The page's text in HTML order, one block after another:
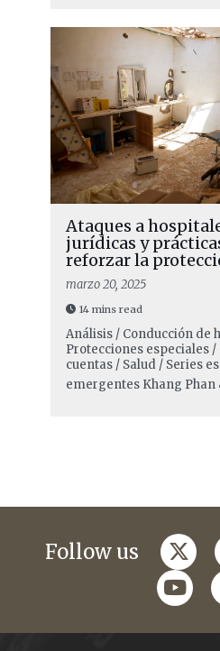
Ataques a
jurídicas y
reforzar la
marzo 20, 2025
14 mins read
Análisis / Conducción de
Protecciones especiales
cuentas / Salud / Series
emergentes Khang Phan
Follow us